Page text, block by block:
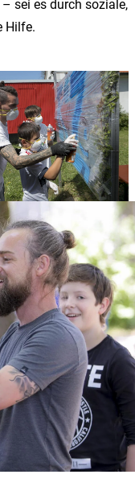
sei es durch soziale,
Hilfe.